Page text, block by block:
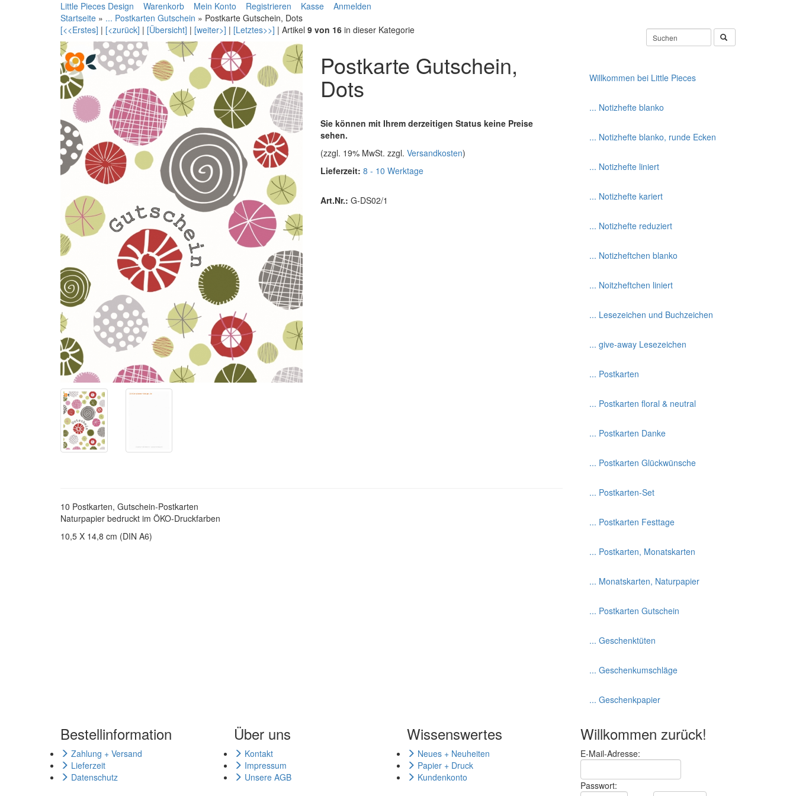
Little Pieces Design Warenkorb Mein Konto Registrieren Kasse
Anmelden
Startseite » ... Postkarten Gutschein » Postkarte Gutschein, Dots
[<<Erstes] | [<zurück] | [Übersicht] | [weiter>] | [Letztes>>] | Artikel 9 von 16 in dieser Kategorie
Postkarte Gutschein,
Dots
Sie können mit Ihrem derzeitigen Status keine Preise
sehen.
(zzgl. 19% MwSt. zzgl. Versandkosten)
Lieferzeit: 8 - 10 Werktage
Art.Nr.: G-DS02/1
10 Postkarten, Gutschein-Postkarten
Naturpapier bedruckt im ÖKO-Druckfarben
10,5 X 14,8 cm (DIN A6)
Willkommen bei Little Pieces
... Notizhefte blanko
... Notizhefte blanko, runde Ecken
... Notizhefte liniert
... Notizhefte kariert
... Notizhefte reduziert
... Notizheftchen blanko
... Noitzheftchen liniert
... Lesezeichen und Buchzeichen
... give-away Lesezeichen
... Postkarten
... Postkarten floral & neutral
... Postkarten Danke
... Postkarten Glückwünsche
... Postkarten-Set
... Postkarten Festtage
... Postkarten, Monatskarten
... Monatskarten, Naturpapier
... Postkarten Gutschein
... Geschenktüten
... Geschenkumschläge
... Geschenkpapier
Bestellinformation
Zahlung + Versand
Lieferzeit
Datenschutz
Über uns
Kontakt
Impressum
Unsere AGB
Wissenswertes
Neues + Neuheiten
Papier + Druck
Kundenkonto
Willkommen zurück!
E-Mail-Adresse:
Passwort: